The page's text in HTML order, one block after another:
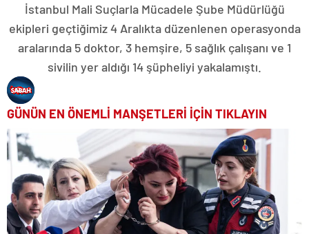
İstanbul Mali Suçlarla Mücadele Şube Müdürlüğü
ekipleri geçtiğimiz 4 Aralıkta düzenlenen operasyonda
aralarında 5 doktor, 3 hemşire, 5 sağlık çalışanı ve 1
sivilin yer aldığı 14 şüpheliyi yakalamıştı.
GÜNÜN EN ÖNEMLİ MANŞETLERİ İÇİN TIKLAYIN